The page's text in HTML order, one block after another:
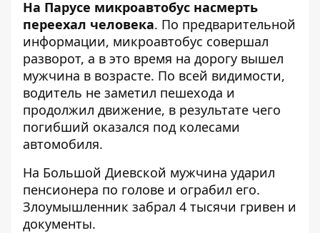
На Парусе микроавтобус насмерть
переехал человека. По предварительной
информации, микроавтобус совершал
разворот, а в это время на дорогу вышел
мужчина в возрасте. По всей видимости,
водитель не заметил пешехода и
продолжил движение, в результате чего
погибший оказался под колесами
автомобиля.
На Большой Диевской мужчина ударил
пенсионера по голове и ограбил его.
Злоумышленник забрал 4 тысячи гривен и
документы.